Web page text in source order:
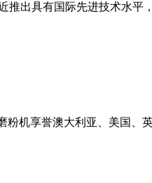
推出具有国际先进技术水
粉机享誉澳大利亚、美国